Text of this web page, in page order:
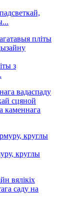
з
каменнага
круглы